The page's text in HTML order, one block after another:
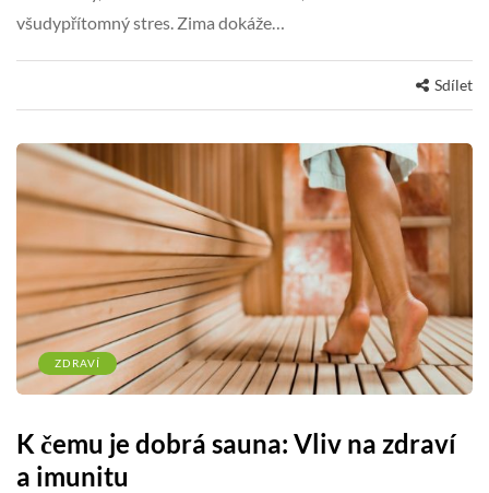
všudypřítomný stres. Zima dokáže…
Sdílet
ZDRAVÍ
K čemu je dobrá sauna: Vliv na zdraví
a imunitu